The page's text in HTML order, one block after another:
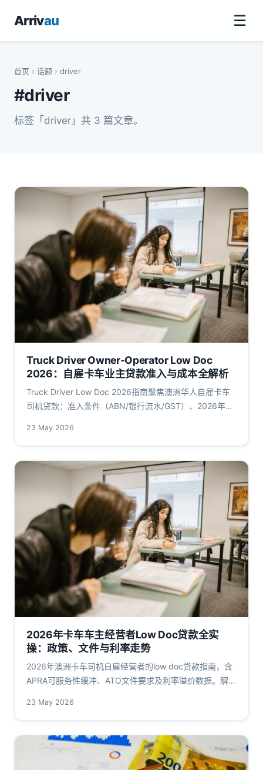
Arrivau ☰
首页 › 话题 › driver
#driver
标签「driver」共 3 篇文章。
Truck Driver Owner-Operator Low Doc
2026：自雇卡车业主贷款准入与成本全解析
Truck Driver Low Doc 2026指南聚焦澳洲华人自雇卡车
司机贷款：准入条件（ABN/银行流水/GST）、2026年利
一手数据。
23 May 2026
2026年卡车车主经营者Low Doc贷款全实
操：政策、文件与利率走势
2026年澳洲卡车司机自雇经营者的low doc贷款指南，含
APRA可服务性缓冲、ATO文件要求及利率溢价数据。解析
23 May 2026